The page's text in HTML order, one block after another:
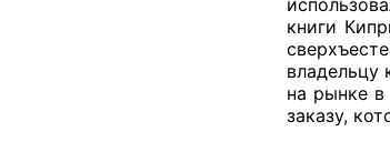
книги
владельцу
на рынке в
заказу,